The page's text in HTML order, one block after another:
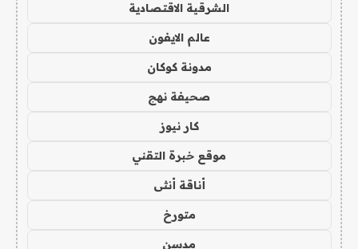
الشرقية الاقتصادية
عالم الايفون
مدونة كوكان
صحيفة نهج
كار نيوز
موقع خبرة التقني
أناقة أنثى
متورخ
مدسن